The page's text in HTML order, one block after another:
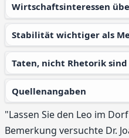
Wirtschaftsinteressen
Stabilität wichtiger als
Taten, nicht Rhetorik
Quellenangaben
"Lassen Sie den Leo im
Bemerkung versuchte Dr.